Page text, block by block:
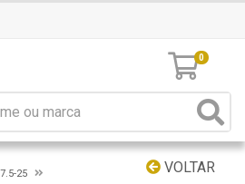
0
VOLTAR
25